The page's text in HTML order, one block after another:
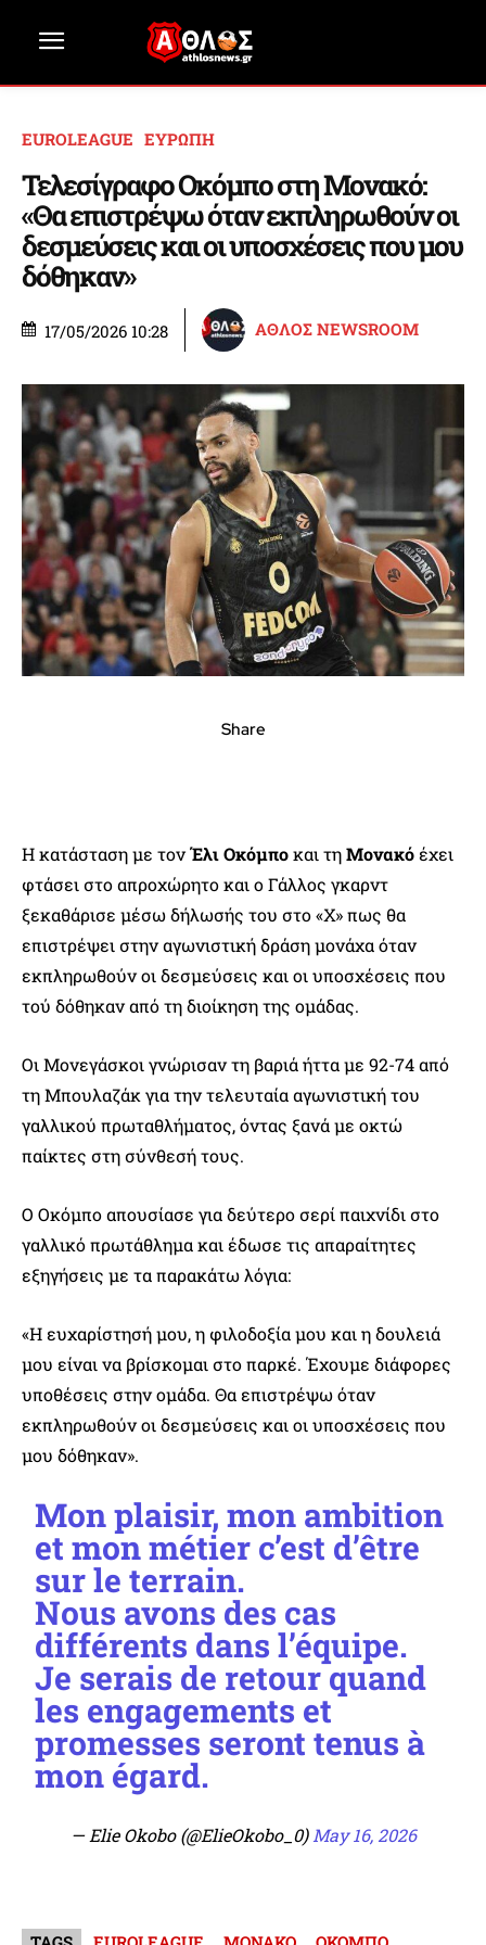
EUROLEAGUE ΕΥΡΩΠΗ
Τελεσίγραφο Οκόμπο στη Μονακό:
«Θα επιστρέψω όταν εκπληρωθούν οι
δεσμεύσεις και οι υποσχέσεις που μου
δόθηκαν»
17/05/2026 10:28 ΑΘΛΟΣ NEWSROOM
Share
Η κατάσταση με τονΈλι Οκόμποκαι τηΜονακόέχει
φτάσει στο απροχώρητο και ο Γάλλος γκαρντ
ξεκαθάρισε μέσω δήλωσής του στο «Χ» πως θα
επιστρέψει στην αγωνιστική δράση μονάχα όταν
εκπληρωθούν οι δεσμεύσεις και οι υποσχέσεις που
τού δόθηκαν από τη διοίκηση της ομάδας.
Οι Μονεγάσκοι γνώρισαν τη βαριά ήττα με 92-74 από
τη Μπουλαζάκ για την τελευταία αγωνιστική του
γαλλικού πρωταθλήματος, όντας ξανά με οκτώ
παίκτες στη σύνθεσή τους.
Ο Οκόμπο απουσίασε για δεύτερο σερί παιχνίδι στο
γαλλικό πρωτάθλημα και έδωσε τις απαραίτητες
εξηγήσεις με τα παρακάτω λόγια:
«Η ευχαρίστησή μου, η φιλοδοξία μου και η δουλειά
μου είναι να βρίσκομαι στο παρκέ. Έχουμε διάφορες
υποθέσεις στην ομάδα. Θα επιστρέψω όταν
εκπληρωθούν οι δεσμεύσεις και οι υποσχέσεις που
μου δόθηκαν».
Mon plaisir, mon ambition
et mon métier c’est d’être
sur le terrain.
Nous avons des cas
différents dans l’équipe.
Je serais de retour quand
les engagements et
promesses seront tenus à
mon égard.
— Elie Okobo (@ElieOkobo_0)May 16, 2026